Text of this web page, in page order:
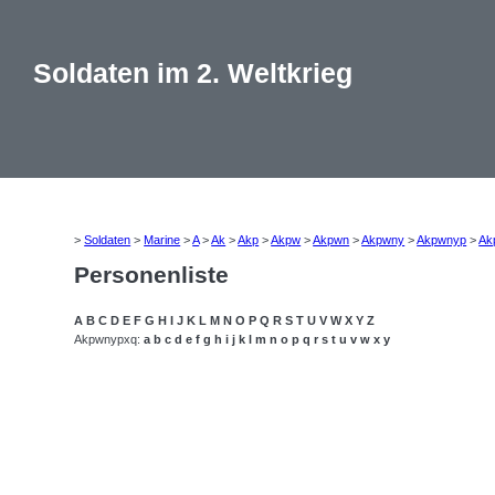
Soldaten im 2. Weltkrieg
>Soldaten >Marine >A>Ak >Akp >Akpw >Akpwn >Akpwny >Akpwnyp >
Personenliste
A B C D E F G H I J K L M N O P Q R S T U V W X Y Z
Akpwnypxq:a b c d e f g h i j k l m n o p q r s t u v w x y